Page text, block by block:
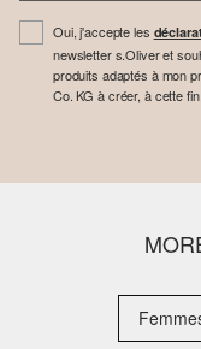
Oui, j'accepte les
newsletter s.Oliver et
produits adaptés à mon
Co. KG à créer, à cette